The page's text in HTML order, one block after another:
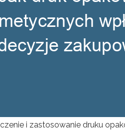
i zastosowanie druku